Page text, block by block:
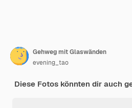
Gehweg mit Glaswänden
evening_tao
Diese Fotos könnten dir auch